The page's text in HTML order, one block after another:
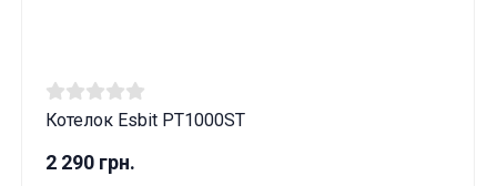
Котелок Esbit PT1000ST
2 290 грн.